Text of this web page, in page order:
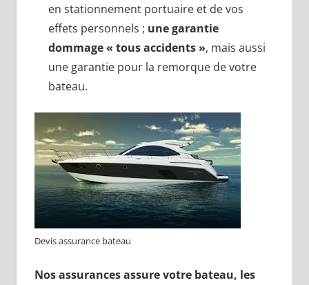
en stationnement portuaire et de vos
effets personnels ; une garantie
dommage « tous accidents », mais aussi
une garantie pour la remorque de votre
bateau.
Devis assurance bateau
Nos assurances assure votre bateau, les